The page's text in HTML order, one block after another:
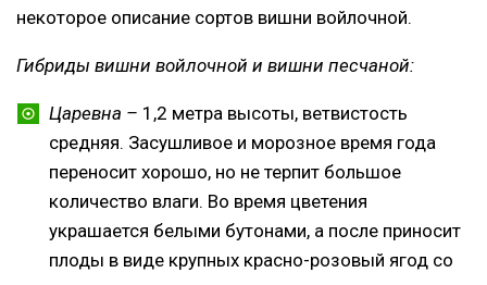
некоторое описание сортов вишни войлочной.
Гибриды вишни войлочной и вишни песчаной:
Царевна – 1,2 метра высоты, ветвистость
средняя. Засушливое и морозное время года
переносит хорошо, но не терпит большое
количество влаги. Во время цветения
украшается белыми бутонами, а после приносит
плоды в виде крупных красно-розовый ягод со